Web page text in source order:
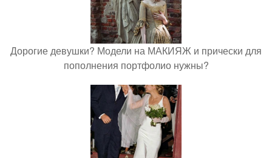
Дорогие девушки? Модели на МАКИЯЖ и прически для
пополнения портфолио нужны?